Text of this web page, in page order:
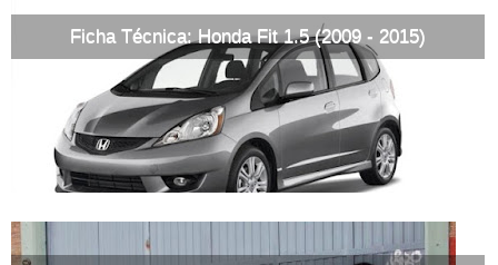
Ficha Técnica: Honda Fit 1.5 (2009 - 2015)